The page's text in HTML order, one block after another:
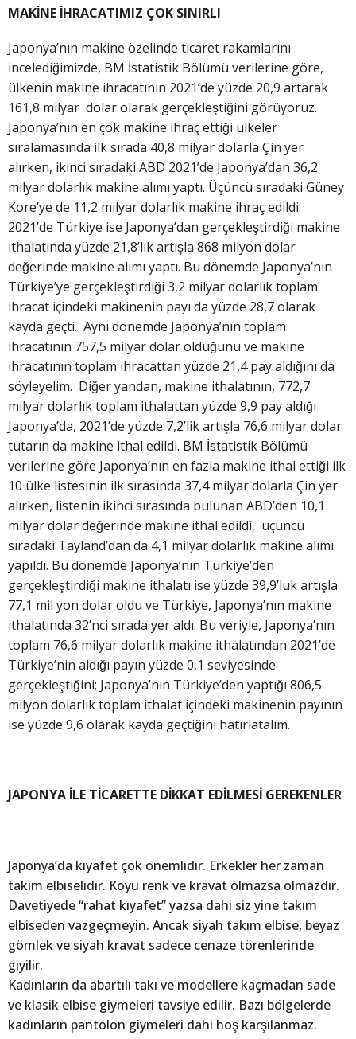
MAKİNE İHRACATIMIZ ÇOK SINIRLI
Japonya’nın makine özelinde ticaret rakamlarını
incelediğimizde, BM İstatistik Bölümü verilerine göre,
ülkenin makine ihracatının 2021’de yüzde 20,9 artarak
161,8 milyar dolar olarak gerçekleştiğini görüyoruz.
Japonya’nın en çok makine ihraç ettiği ülkeler
sıralamasında ilk sırada 40,8 milyar dolarla Çin yer
alırken, ikinci sıradaki ABD 2021’de Japonya’dan 36,2
milyar dolarlık makine alımı yaptı. Üçüncü sıradaki Güney
Kore’ye de 11,2 milyar dolarlık makine ihraç edildi.
2021’de Türkiye ise Japonya’dan gerçekleştirdiği makine
ithalatında yüzde 21,8’lik artışla 868 milyon dolar
değerinde makine alımı yaptı. Bu dönemde Japonya’nın
Türkiye’ye gerçekleştirdiği 3,2 milyar dolarlık toplam
ihracat içindeki makinenin payı da yüzde 28,7 olarak
kayda geçti. Aynı dönemde Japonya’nın toplam
ihracatının 757,5 milyar dolar olduğunu ve makine
ihracatının toplam ihracattan yüzde 21,4 pay aldığını da
söyleyelim. Diğer yandan, makine ithalatının, 772,7
milyar dolarlık toplam ithalattan yüzde 9,9 pay aldığı
Japonya’da, 2021’de yüzde 7,2’lik artışla 76,6 milyar dolar
tutarın da makine ithal edildi. BM İstatistik Bölümü
verilerine göre Japonya’nın en fazla makine ithal ettiği ilk
10 ülke listesinin ilk sırasında 37,4 milyar dolarla Çin yer
alırken, listenin ikinci sırasında bulunan ABD’den 10,1
milyar dolar değerinde makine ithal edildi, üçüncü
sıradaki Tayland’dan da 4,1 milyar dolarlık makine alımı
yapıldı. Bu dönemde Japonya’nın Türkiye’den
gerçekleştirdiği makine ithalatı ise yüzde 39,9’luk artışla
77,1 mil yon dolar oldu ve Türkiye, Japonya’nın makine
ithalatında 32’nci sırada yer aldı. Bu veriyle, Japonya’nın
toplam 76,6 milyar dolarlık makine ithalatından 2021’de
Türkiye’nin aldığı payın yüzde 0,1 seviyesinde
gerçekleştiğini; Japonya’nın Türkiye’den yaptığı 806,5
milyon dolarlık toplam ithalat içindeki makinenin payının
ise yüzde 9,6 olarak kayda geçtiğini hatırlatalım.
JAPONYA İLE TİCARETTE DİKKAT EDİLMESİ GEREKENLER
Japonya’da kıyafet çok önemlidir. Erkekler her zaman
takım elbiselidir. Koyu renk ve kravat olmazsa olmazdır.
Davetiyede “rahat kıyafet” yazsa dahi siz yine takım
elbiseden vazgeçmeyin. Ancak siyah takım elbise, beyaz
gömlek ve siyah kravat sadece cenaze törenlerinde
giyilir.
Kadınların da abartılı takı ve modellere kaçmadan sade
ve klasik elbise giymeleri tavsiye edilir. Bazı bölgelerde
kadınların pantolon giymeleri dahi hoş karşılanmaz.